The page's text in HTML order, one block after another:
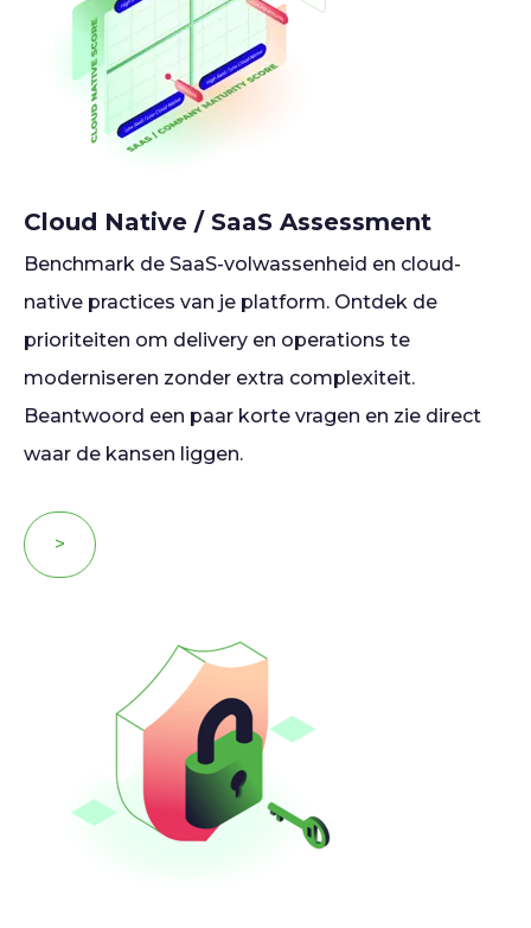
Cloud Native / SaaS Assessment
Benchmark de SaaS-volwassenheid en cloud-
native practices van je platform. Ontdek de
prioriteiten om delivery en operations te
moderniseren zonder extra complexiteit.
Beantwoord een paar korte vragen en zie direct
waar de kansen liggen.
>